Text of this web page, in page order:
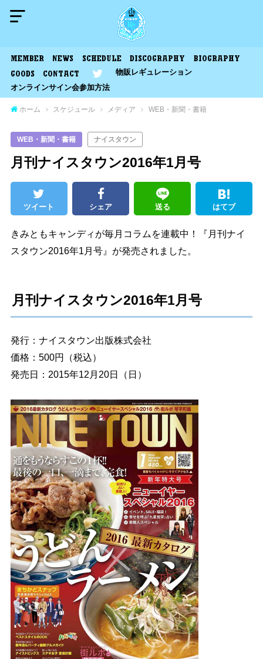
MEMBER NEWS SCHEDULE DISCOGRAPHY
BIOGRAPHY
GOODS
CONTACT
物販レギュレーション
オンラインサイン会参加方法
ホーム スケジュール メディア WEB・新聞・書籍
WEB・新聞・書籍 ナイスタウン
月刊ナイスタウン2016年1月号
ツイート シェア 送る はてブ
きみともキャンディが毎月コラムを連載中！『月刊ナイ
スタウン2016年1月号』が発売されました。
月刊ナイスタウン2016年1月号
発行：ナイスタウン出版株式会社
価格：500円（税込）
発売日：2015年12月20日（日）